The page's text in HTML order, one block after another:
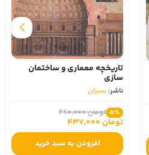
تاریخچه معماری و ساختمان
سازی
ناشر: سبزان
5٪ تومان 460,000
تومان 437,000
افزودن به سبد خرید